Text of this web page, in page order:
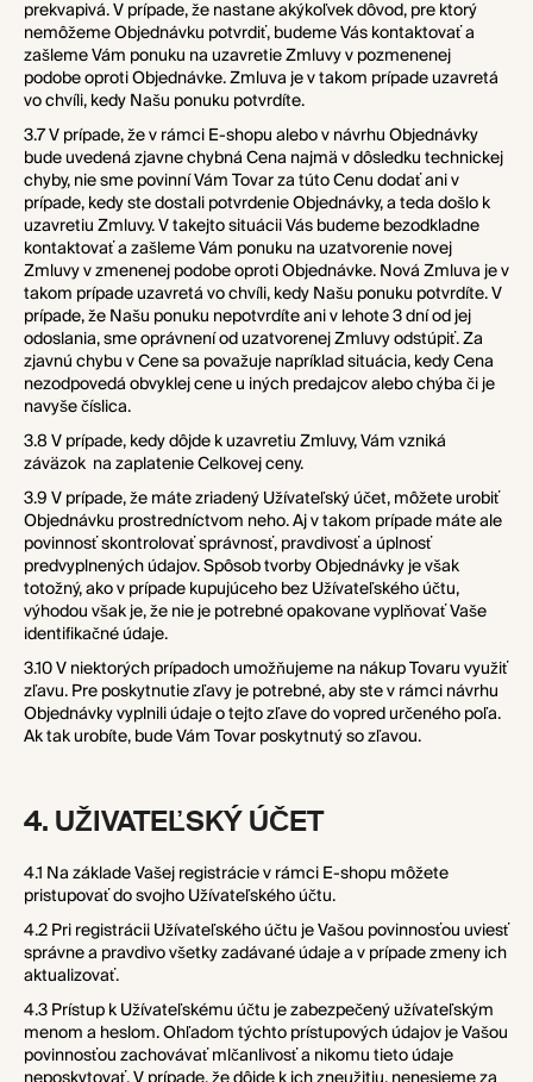
prekvapivá. V prípade, že nastane akýkoľvek dôvod, pre ktorý
nemôžeme Objednávku potvrdiť, budeme Vás kontaktovať a
zašleme Vám ponuku na uzavretie Zmluvy v pozmenenej
podobe oproti Objednávke. Zmluva je v takom prípade uzavretá
vo chvíli, kedy Našu ponuku potvrdíte.
3.7 V prípade, že v rámci E-shopu alebo v návrhu Objednávky
bude uvedená zjavne chybná Cena najmä v dôsledku technickej
chyby, nie sme povinní Vám Tovar za túto Cenu dodať ani v
prípade, kedy ste dostali potvrdenie Objednávky, a teda došlo k
uzavretiu Zmluvy. V takejto situácii Vás budeme bezodkladne
kontaktovať a zašleme Vám ponuku na uzatvorenie novej
Zmluvy v zmenenej podobe oproti Objednávke. Nová Zmluva je v
takom prípade uzavretá vo chvíli, kedy Našu ponuku potvrdíte. V
prípade, že Našu ponuku nepotvrdíte ani v lehote 3 dní od jej
odoslania, sme oprávnení od uzatvorenej Zmluvy odstúpiť. Za
zjavnú chybu v Cene sa považuje napríklad situácia, kedy Cena
nezodpovedá obvyklej cene u iných predajcov alebo chýba či je
navyše číslica.
3.8 V prípade, kedy dôjde k uzavretiu Zmluvy, Vám vzniká
záväzok na zaplatenie Celkovej ceny.
3.9 V prípade, že máte zriadený Užívateľský účet, môžete urobiť
Objednávku prostredníctvom neho. Aj v takom prípade máte ale
povinnosť skontrolovať správnosť, pravdivosť a úplnosť
predvyplnených údajov. Spôsob tvorby Objednávky je však
totožný, ako v prípade kupujúceho bez Užívateľského účtu,
výhodou však je, že nie je potrebné opakovane vyplňovať Vaše
identifikačné údaje.
3.10 V niektorých prípadoch umožňujeme na nákup Tovaru využiť
zľavu. Pre poskytnutie zľavy je potrebné, aby ste v rámci návrhu
Objednávky vyplnili údaje o tejto zľave do vopred určeného poľa.
Ak tak urobíte, bude Vám Tovar poskytnutý so zľavou.
4. UŽIVATEĽSKÝ ÚČET
4.1 Na základe Vašej registrácie v rámci E-shopu môžete
pristupovať do svojho Užívateľského účtu.
4.2 Pri registrácii Užívateľského účtu je Vašou povinnosťou uviesť
správne a pravdivo všetky zadávané údaje a v prípade zmeny ich
aktualizovať.
4.3 Prístup k Užívateľskému účtu je zabezpečený užívateľským
menom a heslom. Ohľadom týchto prístupových údajov je Vašou
povinnosťou zachovávať mlčanlivosť a nikomu tieto údaje
neposkytovať. V prípade, že dôjde k ich zneužitiu, nenesieme za